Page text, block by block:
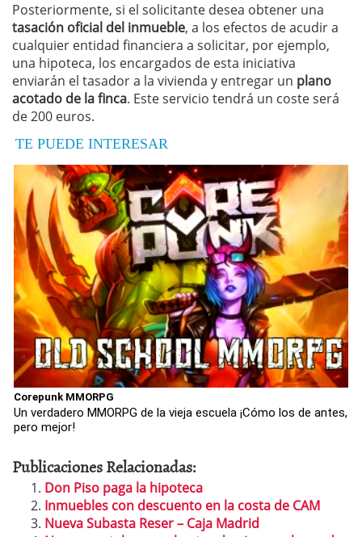
Posteriormente, si el solicitante desea obtener una
tasación oficial del inmueble, a los efectos de acudir a
cualquier entidad financiera a solicitar, por ejemplo,
una hipoteca, los encargados de esta iniciativa
enviarán el tasador a la vivienda y entregar un plano
acotado de la finca. Este servicio tendrá un coste será
de 200 euros.
TE PUEDE INTERESAR
Corepunk MMORPG
Un verdadero MMORPG de la vieja escuela ¡Cómo los de antes,
pero mejor!
Publicaciones Relacionadas:
Don Piso paga la hipoteca
Inmuebles con descuento en la costa de CAM
Nueva Subasta Reser – Caja Madrid